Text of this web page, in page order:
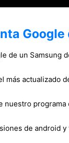
Google
de un Samsung
más actualizado
nuestro programa
de android